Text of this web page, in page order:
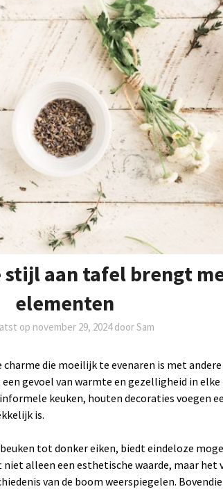
stijl aan tafel brengt
elementen
op november 29, 2024doorSam
die moeilijk te evenaren is met
gevoel van warmte en gezelligheid in
keuken, houten decoraties voegen
is.
tot donker eiken, biedt eindeloze
alleen een esthetische waarde, maar het
van de boom weerspiegelen.